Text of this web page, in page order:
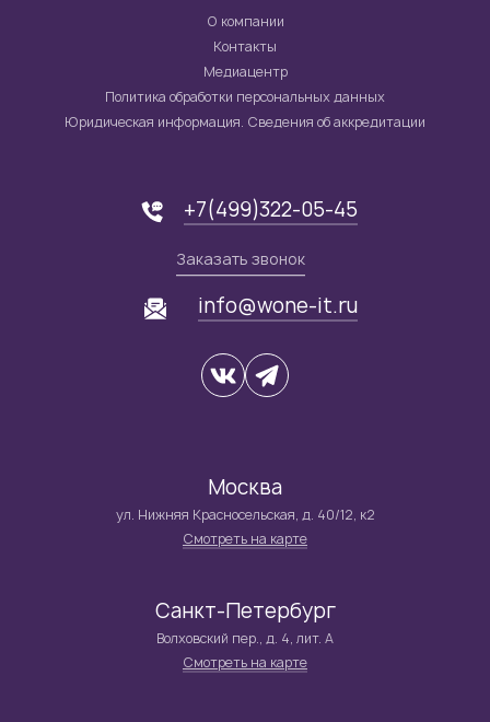
О компании
Контакты
Медиацентр
Политика обработки персональных данных
Юридическая информация. Сведения об аккредитации
+7(499)322-05-45
Заказать звонок
info@wone-it.ru
Москва
ул. Нижняя Красносельская, д. 40/12, к2
Смотреть на карте
Санкт-Петербург
Волховский пер., д. 4, лит. А
Смотреть на карте